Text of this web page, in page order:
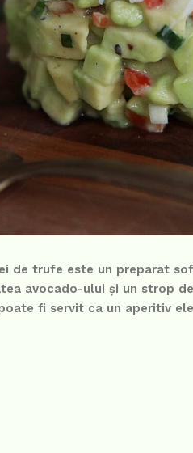
de trufe este un preparat
avocado-ului și un strop
fi servit ca un aperitiv